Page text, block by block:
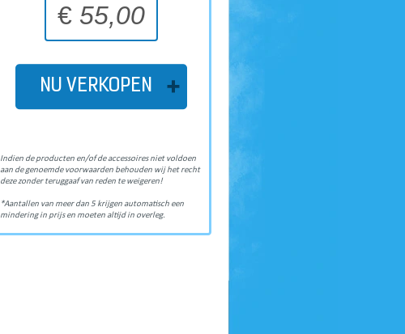
€ 55,00
NU VERKOPEN
Indien de producten en/of de accessoires niet voldoen
aan de genoemde voorwaarden behouden wij het recht
deze zonder teruggaaf van reden te weigeren!
*Aantallen van meer dan 5 krijgen automatisch een
mindering in prijs en moeten altijd in overleg.